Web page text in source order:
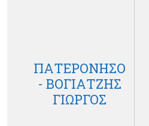
ΠΑΤΕΡΟΝΗΣΟ
- ΒΟΓΙΑΤΖΗΣ
ΓΙΩΡΓΟΣ